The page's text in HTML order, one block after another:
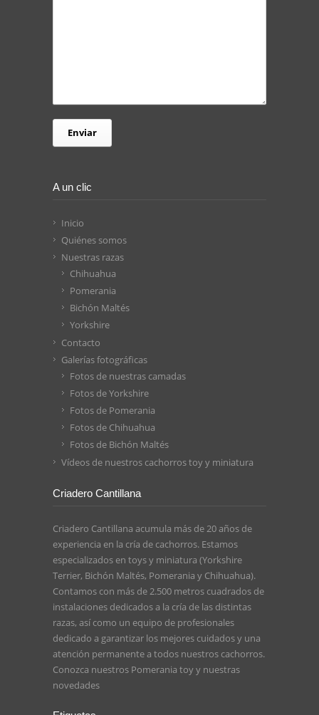
A un clic
Inicio
Quiénes somos
Nuestras razas
Chihuahua
Pomerania
Bichón Maltés
Yorkshire
Contacto
Galerías fotográficas
Fotos de nuestras camadas
Fotos de Yorkshire
Fotos de Pomerania
Fotos de Chihuahua
Fotos de Bichón Maltés
Vídeos de nuestros cachorros toy y miniatura
Criadero Cantillana
Criadero Cantillana acumula más de 20 años de
experiencia en la cría de cachorros. Estamos
especializados en toys y miniatura (Yorkshire
Terrier, Bichón Maltés, Pomerania y Chihuahua).
Contamos con más de 2.500 metros cuadrados de
instalaciones dedicados a la cría de las distintas
razas, así como un equipo de profesionales
dedicado a garantizar los mejores cuidados y una
atención permanente a todos nuestros cachorros.
Conozca nuestros Pomerania toyy nuestras
novedades